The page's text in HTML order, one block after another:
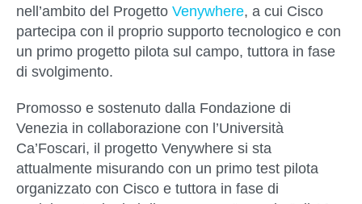
nell’ambito del Progetto Venywhere, a cui Cisco
partecipa con il proprio supporto tecnologico e con
un primo progetto pilota sul campo, tuttora in fase
di svolgimento.
Promosso e sostenuto dalla Fondazione di
Venezia in collaborazione con l’Università
Ca’Foscari, il progetto Venywhere si sta
attualmente misurando con un primo test pilota
organizzato con Cisco e tuttora in fase di